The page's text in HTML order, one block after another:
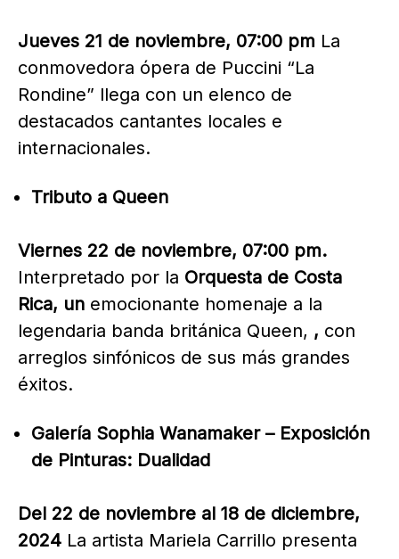
Jueves 21 de noviembre, 07:00 pm La
conmovedora ópera de Puccini “La
Rondine” llega con un elenco de
destacados cantantes locales e
internacionales.
Tributo a Queen
Viernes 22 de noviembre, 07:00 pm.
Interpretado por la Orquesta de Costa
Rica, un emocionante homenaje a la
legendaria banda británica Queen, , con
arreglos sinfónicos de sus más grandes
éxitos.
Galería Sophia Wanamaker – Exposición
de Pinturas: Dualidad
Del 22 de noviembre al 18 de diciembre,
2024 La artista Mariela Carrillo presenta